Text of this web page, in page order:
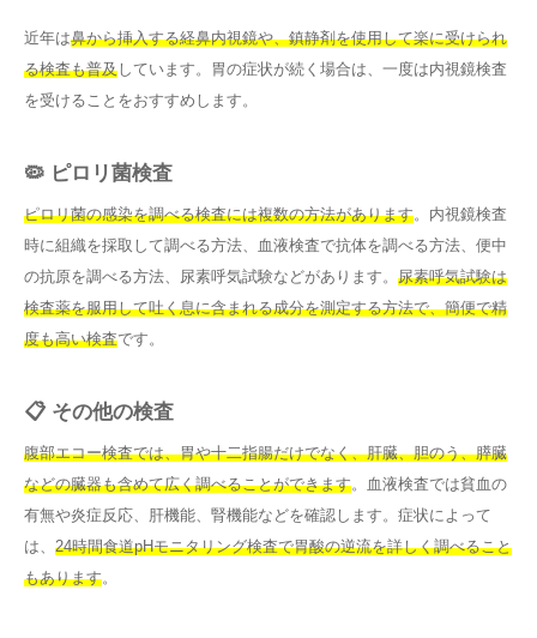
近年は鼻から挿入する経鼻内視鏡や、鎮静剤を使用して楽に受けられ
る検査も普及 しています。胃の症状が続く場合は、一度は内視鏡検査
を受けることをおすすめします。
🦠 ピロリ菌検査
ピロリ菌の感染を調べる検査には複数の方法があります。内視鏡検査
時に組織を採取して調べる方法、血液検査で抗体を調べる方法、便中
の抗原を調べる方法、尿素呼気試験などがあります。 尿素呼気試験は
検査薬を服用して吐く息に含まれる成分を測定する方法で、簡便で精
度も高い検査です。
📋 その他の検査
腹部エコー検査では、胃や十二指腸だけでなく、肝臓、胆のう、膵臓
などの臓器も含めて広く調べることができます。血液検査では貧血の
有無や炎症反応、肝機能、腎機能などを確認します。症状によって
は、 24時間食道pHモニタリング検査で胃酸の逆流を詳しく調べること
もあります。